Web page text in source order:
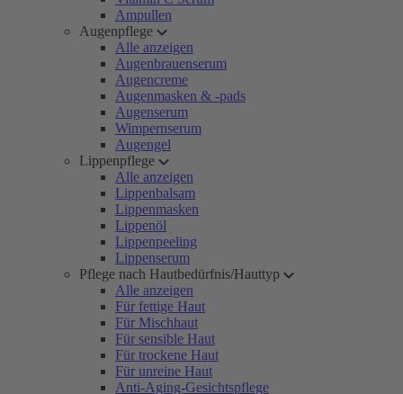
Ampullen
Augenpflege
Alle anzeigen
Augenbrauenserum
Augencreme
Augenmasken & -pads
Augenserum
Wimpernserum
Augengel
Lippenpflege
Alle anzeigen
Lippenbalsam
Lippenmasken
Lippenöl
Lippenpeeling
Lippenserum
Pflege nach Hautbedürfnis/Hauttyp
Alle anzeigen
Für fettige Haut
Für Mischhaut
Für sensible Haut
Für trockene Haut
Für unreine Haut
Anti-Aging-Gesichtspflege